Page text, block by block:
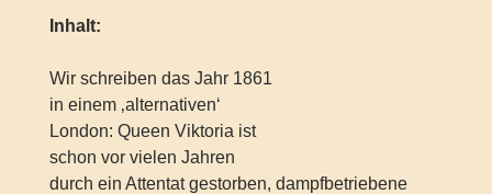
Inhalt:
Wir schreiben das Jahr 1861
in einem ‚alternativen‘
London: Queen Viktoria ist
schon vor vielen Jahren
durch ein Attentat gestorben, dampfbetriebene